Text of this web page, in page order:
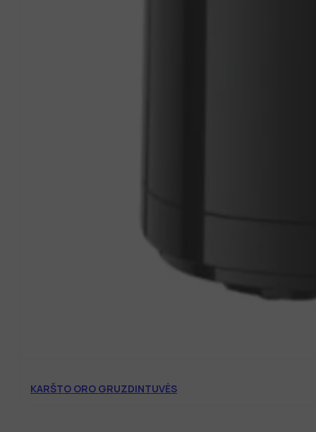
KARŠTO ORO GRUZDINTUVĖS